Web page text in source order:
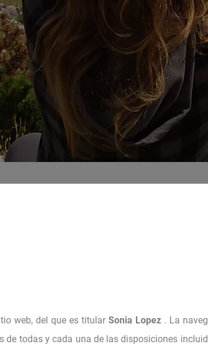
web, del que es titular Sonia Lopez . La
todas y cada una de las disposiciones